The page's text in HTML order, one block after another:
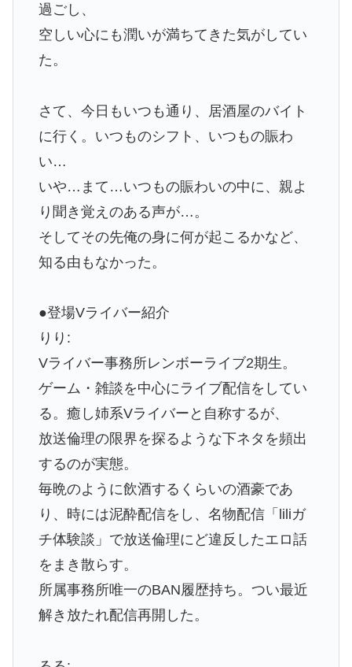
過ごし、
空しい心にも潤いが満ちてきた気がしてい
た。
さて、今日もいつも通り、居酒屋のバイト
に行く。いつものシフト、いつもの賑わ
い…
いや…まて…いつもの賑わいの中に、親よ
り聞き覚えのある声が…。
そしてその先俺の身に何が起こるかなど、
知る由もなかった。
●登場Vライバー紹介
りり:
Vライバー事務所レンボーライブ2期生。
ゲーム・雑談を中心にライブ配信をしてい
る。癒し姉系Vライバーと自称するが、
放送倫理の限界を探るような下ネタを頻出
するのが実態。
毎晩のように飲酒するくらいの酒豪であ
り、時には泥酔配信をし、名物配信「liliガ
チ体験談」で放送倫理にど違反したエロ話
をまき散らす。
所属事務所唯一のBAN履歴持ち。つい最近
解き放たれ配信再開した。